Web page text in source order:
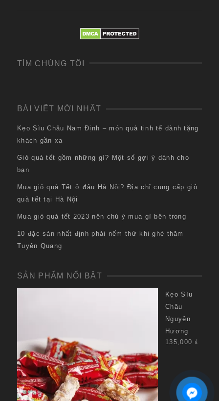
TÌM CHÚNG TÔI
BÀI VIẾT MỚI NHẤT
Kẹo Sìu Châu Nam Định – món quà tinh tế dành tặng
khách gần xa
Giỏ quà tết gồm những gì? Một số gợi ý dành cho
bạn
Mua giỏ quà Tết ở đâu Hà Nội? Địa chỉ cung cấp giỏ
quà tết tại Hà Nội
Mua giỏ quà tết 2023 nên chú ý mua gì bên trong
10 đặc sản nhất định phải nếm thử khi ghé thăm
Tuyên Quang
SẢN PHẨM NỔI BẬT
Kẹo Sìu
Châu
Nguyên
Hương
135,000 ₫